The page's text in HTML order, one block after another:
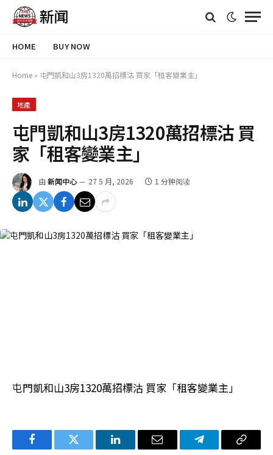
HOME BUY NOW
Home » 屯門凱和山3房1320萬招標沽 買家「租客變業主」
地產
屯門凱和山3房1320萬招標沽 買
家「租客變業主」
由 新闻中心 27 5 月, 2026 1 分钟阅读
屯門凱和山3房1320萬招標沽 買家「租客變業主」
FacebookTwitter LinkedIn电
Telegram复